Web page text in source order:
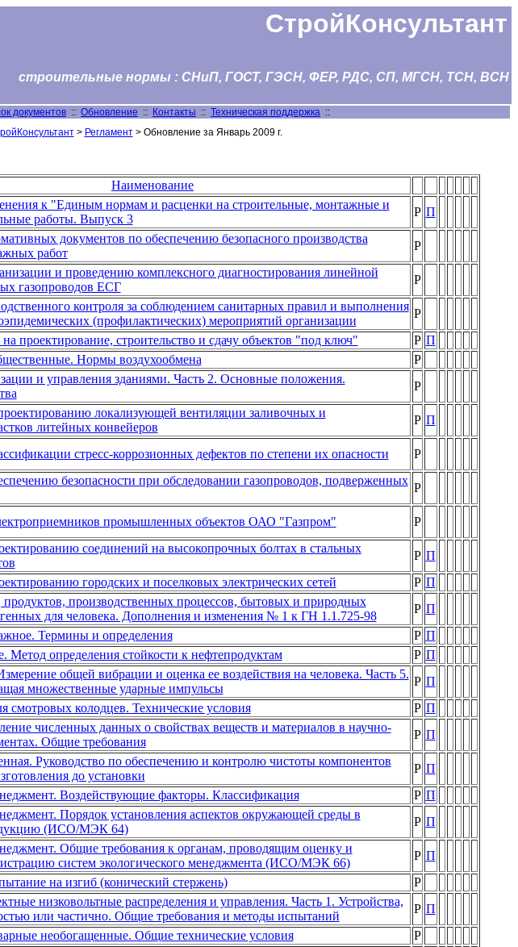
СтройКонсультант
строительные нормы : СНиП, ГОСТ, ГЭСН, ФЕР, РДС, СП, МГСН, ТСН, ВСН
документов :: Обновление :: Контакты :: Техническая поддержка ::
> Регламент> Обновление за Январь 2009 г.
Наименование
к "Единым нормам и расценки на строительные, монтажные и
работы. Выпуск 3
Р П
документов по обеспечению безопасного производства
работ
Р
и проведению комплексного диагностирования линейной
газопроводов ЕСГ
Р
контроля за соблюдением санитарных правил и выполнения
(профилактических) мероприятий организации
Р
на проектирование, строительство и сдачу объектов "под ключ"
Р П
Нормы воздухообмена
Р
и управления зданиями. Часть 2. Основные положения.
Р
локализующей вентиляции заливочных и
литейных конвейеров
Р П
стресс-коррозионных дефектов по степени их опасности Р
безопасности при обследовании газопроводов, подверженных
Р
промышленных объектов ОАО "Газпром" Р
соединений на высокопрочных болтах в стальных
Р П
городских и поселковых электрических сетей Р П
продуктов, производственных процессов, бытовых и природных
для человека. Дополнения и изменения № 1 к ГН 1.1.725-98
Р П
Термины и определения Р П
Метод определения стойкости к нефтепродуктам Р П
общей вибрации и оценка ее воздействия на человека. Часть 5.
множественные ударные импульсы
Р П
смотровых колодцев. Технические условия Р П
численных данных о свойствах веществ и материалов в научно-
Общие требования
Р П
Руководство по обеспечению и контролю чистоты компонентов
до установки
Р П
Воздействующие факторы. Классификация Р П
Порядок установления аспектов окружающей среды в
(ИСО/МЭК 64)
Р П
Общие требования к органам, проводящим оценку и
систем экологического менеджмента (ИСО/МЭК 66)
Р П
на изгиб (конический стержень)
Р
низковольтные распределения и управления. Часть 1. Устройства,
или частично. Общие требования и методы испытаний
Р П
необогащенные. Общие технические условия
Р